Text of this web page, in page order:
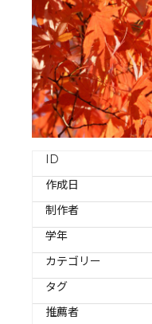
ID
作成日
制作者
学年
カテゴリー
タグ
推薦者